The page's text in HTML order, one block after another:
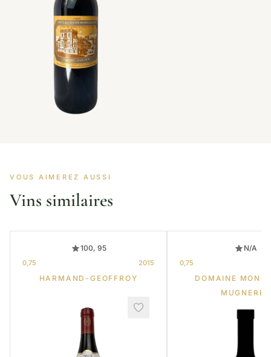
VOUS AIMEREZ AUSSI
Vins similaires
100, 95
0,75 2015
HARMAND-GEOFFROY
N/A
0,75
DOMAINE
MUGNERET